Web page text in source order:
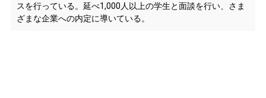
スを行っている。延べ1,000人以上の学生と面談を行い、さま
ざまな企業への内定に導いている。